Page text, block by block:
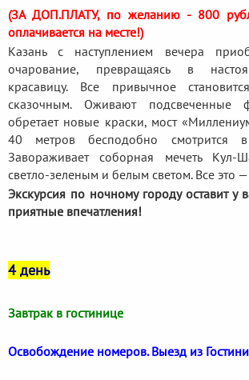
(ЗА ДОП.ПЛАТУ, по желанию - 800
оплачивается на месте!)
Казань с наступлением вечера
очарование, превращаясь в
красавицу. Все привычное
сказочным. Оживают подсвеченные
обретает новые краски, мост
40 метров бесподобно смотрится
Завораживает соборная мечеть Кул-
светло-зеленым и белым светом. Все это
Экскурсия по ночному городу оставит у
приятные впечатления!
4 день
Завтрак в гостинице
Освобождение номеров. Выезд из